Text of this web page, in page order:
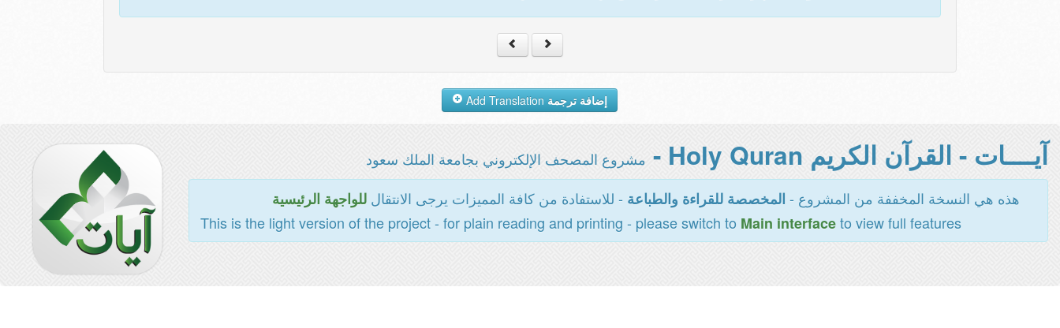
إضافة ترجمة
آيــــات - القرآن الكريم Holy Quran - مشروع المصحف الإلكتروني بجامعة الملك سعود
هذه هي النسخة المخففة من المشروع - المخصصة للقراءة والطباعة - للاستفادة من كافة المميزات يرجى الانتقالللواجهة الرئيسية
This is the light version of the project - for plain reading and printing - please switch to Main interfaceto view full features